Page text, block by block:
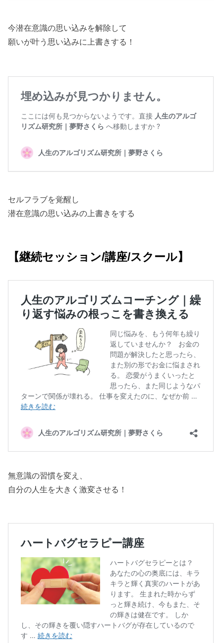
今潜在意識の思い込みを解除して
願いが叶う思い込みに上書きする！
セルフラブを覚醒し
潜在意識の思い込みの上書きをする
【継続セッション/講座/スクール】
無意識の習慣を変え、
自分の人生を大きく激変させる！